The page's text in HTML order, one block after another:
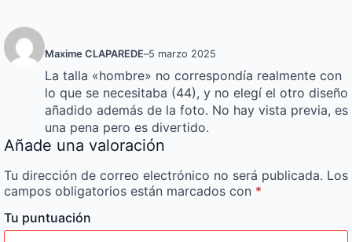
Maxime CLAPAREDE–5 marzo 2025
La talla «hombre» no correspondía realmente con
lo que se necesitaba (44), y no elegí el otro diseño
añadido además de la foto. No hay vista previa, es
una pena pero es divertido.
Añade una valoración
Tu dirección de correo electrónico no será publicada. Los
campos obligatorios están marcados con *
Tu puntuación